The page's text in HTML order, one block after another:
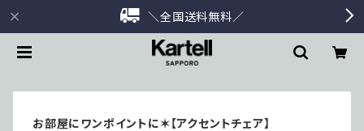
＼全国送料無料／
お部屋にワンポイントに✶【アクセントチェア】